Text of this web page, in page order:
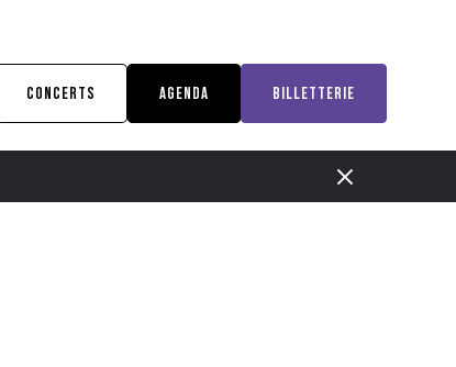
CONCERTS AGENDA BILLETTERIE